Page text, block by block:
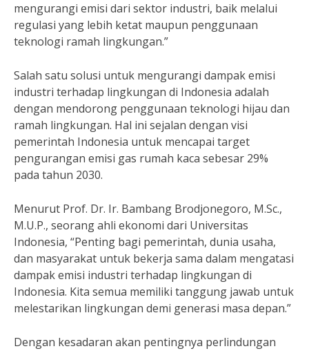
mengurangi emisi dari sektor industri, baik melalui
regulasi yang lebih ketat maupun penggunaan
teknologi ramah lingkungan.”
Salah satu solusi untuk mengurangi dampak emisi
industri terhadap lingkungan di Indonesia adalah
dengan mendorong penggunaan teknologi hijau dan
ramah lingkungan. Hal ini sejalan dengan visi
pemerintah Indonesia untuk mencapai target
pengurangan emisi gas rumah kaca sebesar 29%
pada tahun 2030.
Menurut Prof. Dr. Ir. Bambang Brodjonegoro, M.Sc.,
M.U.P., seorang ahli ekonomi dari Universitas
Indonesia, “Penting bagi pemerintah, dunia usaha,
dan masyarakat untuk bekerja sama dalam mengatasi
dampak emisi industri terhadap lingkungan di
Indonesia. Kita semua memiliki tanggung jawab untuk
melestarikan lingkungan demi generasi masa depan.”
Dengan kesadaran akan pentingnya perlindungan